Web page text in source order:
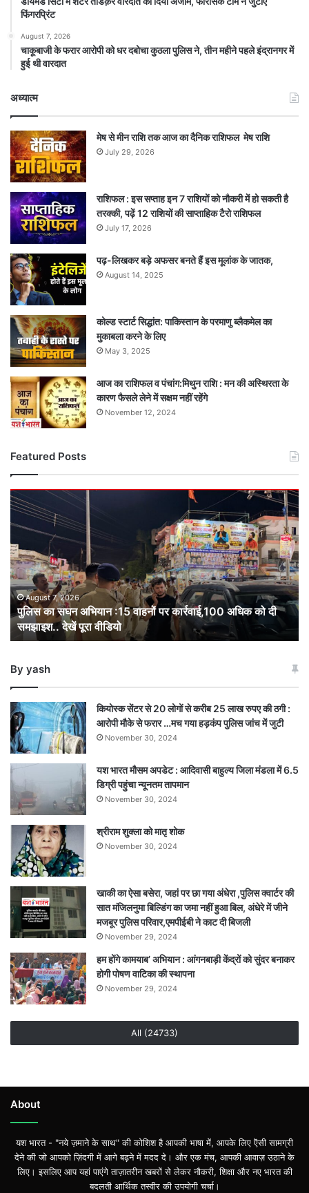
फिंगरप्रिंट
August 7, 2026
चाकूबाजी के फरार आरोपी को धर दबोचा कुठला पुलिस ने, तीन महीने पहले इंद्रानगर में
हुई थी वारदात
अध्यात्म
मेष से मीन राशि तक आज का दैनिक राशिफल मेष राशि
July 29, 2026
राशिफल : इस सप्ताह इन 7 राशियों को नौकरी में हो सकती है
तरक्की, पढ़ें 12 राशियों की साप्ताहिक टैरो राशिफल
July 17, 2026
पढ़-लिखकर बड़े अफसर बनते हैं इस मूलांक के जातक,
August 14, 2025
कोल्ड स्टार्ट सिद्धांत: पाकिस्तान के परमाणु ब्लैकमेल का
मुकाबला करने के लिए
May 3, 2025
आज का राशिफल व पंचांग:मिथुन राशि : मन की अस्थिरता के
कारण फैसले लेने में सक्षम नहीं रहेंगे
November 12, 2024
Featured Posts
पुलिस
का
सघन
:15
वाहनों
पर
कार्रवाई,100
अधिक
को
दी
देखें
August 7, 2026
पुलिस का सघन अभियान :15 वाहनों पर कार्रवाई,100 अधिक को दी
समझाइश.. देखें पूरा वीडियो
By yash
कियोस्क सेंटर से 20 लोगों से करीब 25 लाख रुपए की ठगी :
आरोपी मौके से फरार …मच गया हड़कंप पुलिस जांच में जुटी
November 30, 2024
यश भारत मौसम अपडेट : आदिवासी बाहुल्य जिला मंडला में 6.5
डिग्री पहुंचा न्यूनतम तापमान
November 30, 2024
श्रीराम शुक्ला को मातृ शोक
November 30, 2024
खाकी का ऐसा बसेरा, जहां पर छा गया अंधेरा ,पुलिस क्वार्टर की
सात मंजिलनुमा बिल्डिंग का जमा नहीं हुआ बिल, अंधेरे में जीने
मजबूर पुलिस परिवार,एमपीईबी ने काट दी बिजली
November 29, 2024
हम होंगे कामयाब’ अभियान : आंगनबाड़ी केंद्रों को सुंदर बनाकर
होगी पोषण वाटिका की स्थापना
November 29, 2024
All (24733)
About
यश भारत - "नये ज़माने के साथ" की कोशिश है आपकी भाषा में, आपके लिए ऎसी सामग्री
देने की जो आपको ज़िंदगी में आगे बढ़ने में मदद दे। और एक मंच, आपकी आवाज़ उठाने के
लिए। इसलिए आप यहां पाएंगे ताज़ातरीन खबरों से लेकर नौकरी, शिक्षा और नए भारत की
बदलती आर्थिक तस्वीर की उपयोगी चर्चा।